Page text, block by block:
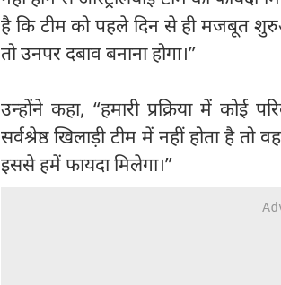
है कि टीम को पहले दिन से ही मजबूत
तो उनपर दबाव बनाना होगा।”
उन्होंने कहा, “हमारी प्रक्रिया में कोई
सर्वश्रेष्ठ खिलाड़ी टीम में नहीं होता है
इससे हमें फायदा मिलेगा।”